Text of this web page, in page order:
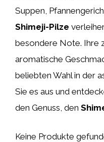
Suppen,
Shimeji-Pilze
besondere Note. Ihre
aromatische
beliebten Wahl in der
Sie es aus und
den Genuss, den
Keine Produkte